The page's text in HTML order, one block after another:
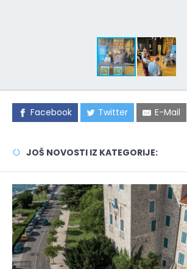
Facebook Twitter E-Mail
JOŠ NOVOSTI IZ KATEGORIJE: